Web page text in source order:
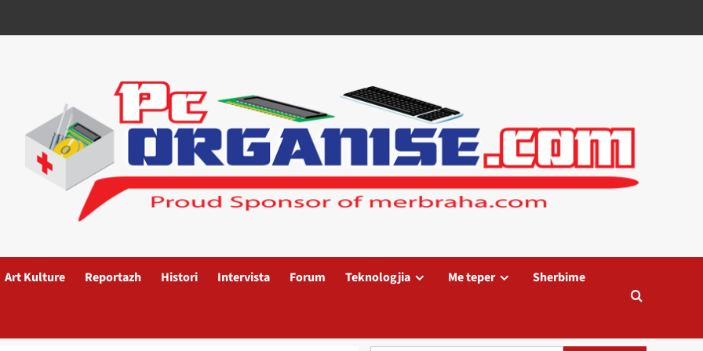
Art Kulture Reportazh Histori Intervista Forum Teknologjia Me teper Sherbime